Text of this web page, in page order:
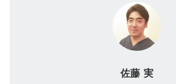
佐藤 実